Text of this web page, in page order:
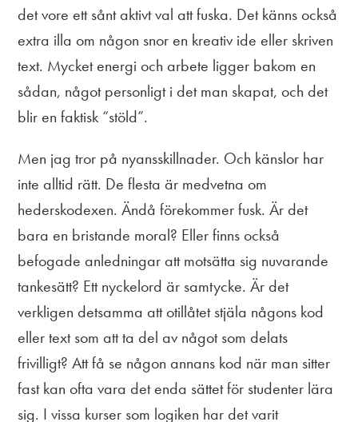
det vore ett sånt aktivt val att fuska. Det känns också
extra illa om någon snor en kreativ ide eller skriven
text. Mycket energi och arbete ligger bakom en
sådan, något personligt i det man skapat, och det
blir en faktisk “stöld”.
Men jag tror på nyansskillnader. Och känslor har
inte alltid rätt. De flesta är medvetna om
hederskodexen. Ändå förekommer fusk. Är det
bara en bristande moral? Eller finns också
befogade anledningar att motsätta sig nuvarande
tankesätt? Ett nyckelord är samtycke. Är det
verkligen detsamma att otillåtet stjäla någons kod
eller text som att ta del av något som delats
frivilligt? Att få se någon annans kod när man sitter
fast kan ofta vara det enda sättet för studenter lära
sig. I vissa kurser som logiken har det varit